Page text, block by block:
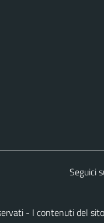
Seguici
- I contenuti del